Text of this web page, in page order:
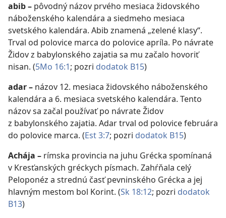
abib– pôvodný názov prvého mesiaca židovského
náboženského kalendára a siedmeho mesiaca
svetského kalendára. Abib znamená „zelené klasy“.
Trval od polovice marca do polovice apríla. Po návrate
Židov z babylonského zajatia sa mu začalo hovoriť
nisan. (5Mo 16:1; pozri dodatok B15)
adar– názov 12. mesiaca židovského náboženského
kalendára a 6. mesiaca svetského kalendára. Tento
názov sa začal používať po návrate Židov
z babylonského zajatia. Adar trval od polovice februára
do polovice marca. (Est 3:7; pozri dodatok B15)
Achája – rímska provincia na juhu Grécka spomínaná
v Kresťanských gréckych písmach. Zahŕňala celý
Peloponéz a strednú časť pevninského Grécka a jej
hlavným mestom bol Korint. (Sk 18:12; pozri dodatok
B13)